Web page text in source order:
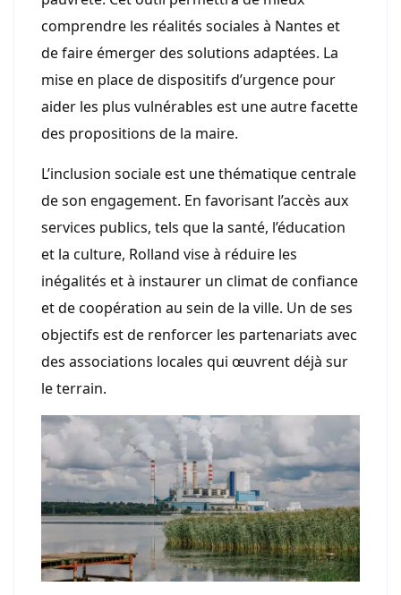
comprendre les réalités sociales à Nantes et
de faire émerger des solutions adaptées. La
mise en place de dispositifs d’urgence pour
aider les plus vulnérables est une autre facette
des propositions de la maire.
L’inclusion sociale est une thématique centrale
de son engagement. En favorisant l’accès aux
services publics, tels que la santé, l’éducation
et la culture, Rolland vise à réduire les
inégalités et à instaurer un climat de confiance
et de coopération au sein de la ville. Un de ses
objectifs est de renforcer les partenariats avec
des associations locales qui œuvrent déjà sur
le terrain.